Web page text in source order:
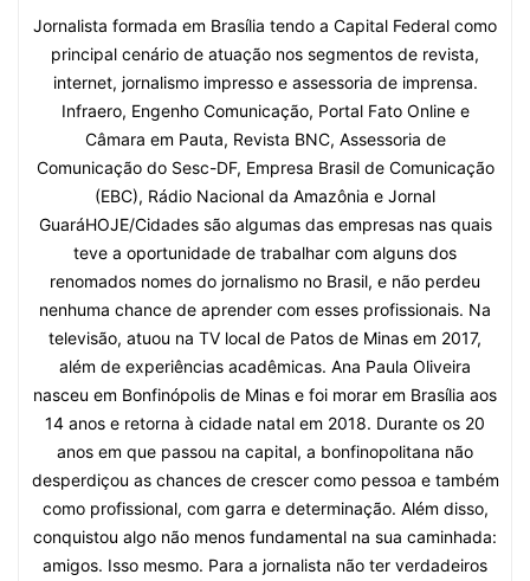
Jornalista formada em Brasília tendo a Capital Federal como
principal cenário de atuação nos segmentos de revista,
internet, jornalismo impresso e assessoria de imprensa.
Infraero, Engenho Comunicação, Portal Fato Online e
Câmara em Pauta, Revista BNC, Assessoria de
Comunicação do Sesc-DF, Empresa Brasil de Comunicação
(EBC), Rádio Nacional da Amazônia e Jornal
GuaráHOJE/Cidades são algumas das empresas nas quais
teve a oportunidade de trabalhar com alguns dos
renomados nomes do jornalismo no Brasil, e não perdeu
nenhuma chance de aprender com esses profissionais. Na
televisão, atuou na TV local de Patos de Minas em 2017,
além de experiências acadêmicas. Ana Paula Oliveira
nasceu em Bonfinópolis de Minas e foi morar em Brasília aos
14 anos e retorna à cidade natal em 2018. Durante os 20
anos em que passou na capital, a bonfinopolitana não
desperdiçou as chances de crescer como pessoa e também
como profissional, com garra e determinação. Além disso,
conquistou algo não menos fundamental na sua caminhada:
amigos. Isso mesmo. Para a jornalista não ter verdadeiros